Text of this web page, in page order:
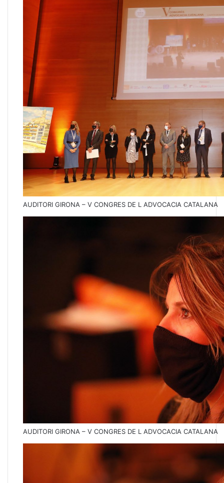
AUDITORI GIRONA – V CONGRES DE L ADVOCACIA CATALANA
AUDITORI GIRONA – V CONGRES DE L ADVOCACIA CATALANA